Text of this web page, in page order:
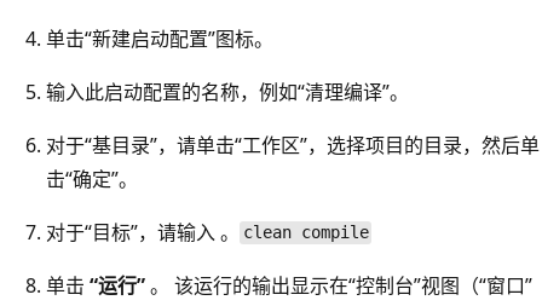
单击“新建启动配置”图标。
输入此启动配置的名称，例如“清理编译”。
对于“基目录”，请单击“工作区”，选择项目的目录，然后单
击“确定”。
对于“目标”，请输入。 clean compile
单击 “运行”。 该运行的输出显示在“控制台”视图（“窗口”